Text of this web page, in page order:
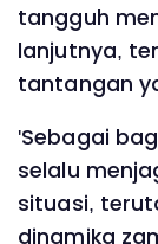
tangguh
lanjutnya,
tantangan
'Sebagai
selalu
situasi,
dinamika